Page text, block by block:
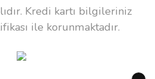
Kredi kartı bilgileriniz
ile korunmaktadır.